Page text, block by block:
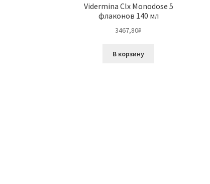
Vidermina Clx Monodose 5
флаконов 140 мл
3467,80₽
В корзину